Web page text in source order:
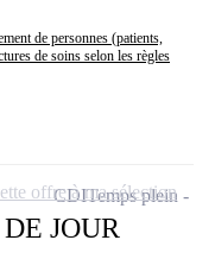
de personnes (patients,
de soins selon les règles
JOUR
CDITemps plein
offre à ma sélection